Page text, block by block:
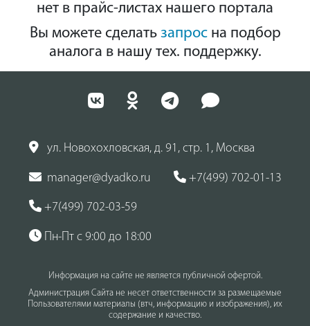
нет в прайс-листах нашего портала
Вы можете сделать запросна подбор
аналога в нашу тех. поддержку.
ул. Новохохловская, д. 91, стр. 1, Москва
manager@dyadko.ru +7(499) 702-01-13
+7(499) 702-03-59
Пн-Пт с 9:00 до 18:00
Информация на сайте не является публичной офертой.
Администрация Сайта не несет ответственности за размещаемые
Пользователями материалы (втч, информацию и изображения), их
содержание и качество.